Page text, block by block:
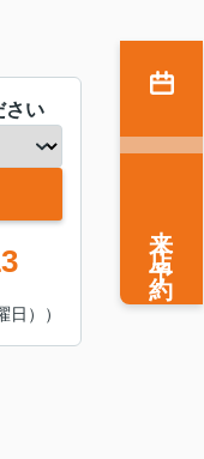
さい
日））
来店予約